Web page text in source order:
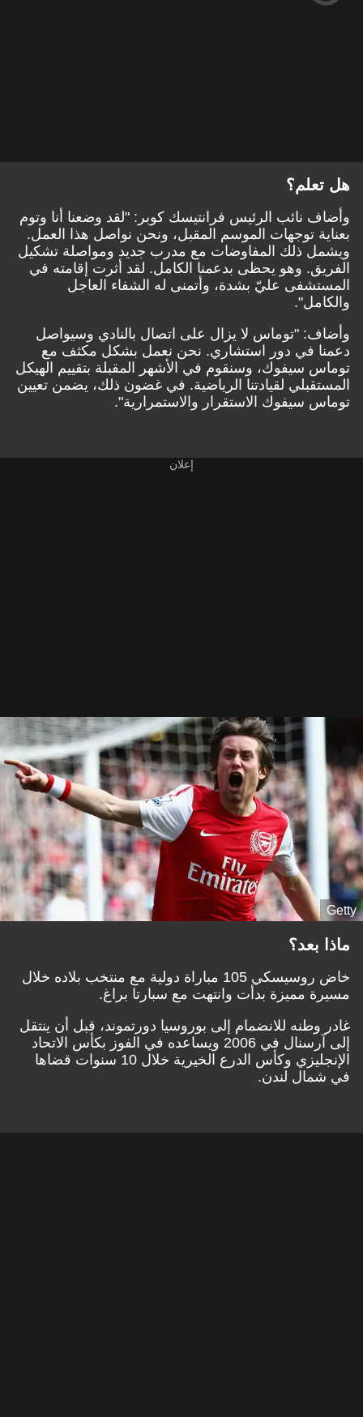
هل تعلم؟
وأضاف نائب الرئيس فرانتيسك كوبر: "لقد وضعنا أنا وتوم
بعناية توجهات الموسم المقبل، ونحن نواصل هذا العمل.
ويشمل ذلك المفاوضات مع مدرب جديد ومواصلة تشكيل
الفريق. وهو يحظى بدعمنا الكامل. لقد أثرت إقامته في
المستشفى عليّ بشدة، وأتمنى له الشفاء العاجل
والكامل".
وأضاف: "توماس لا يزال على اتصال بالنادي وسيواصل
دعمنا في دور استشاري. نحن نعمل بشكل مكثف مع
توماس سيفوك، وسنقوم في الأشهر المقبلة بتقييم الهيكل
المستقبلي لقيادتنا الرياضية. في غضون ذلك، يضمن تعيين
توماس سيفوك الاستقرار والاستمرارية".
Getty
ماذا بعد؟
خاض روسيسكي 105 مباراة دولية مع منتخب بلاده خلال
مسيرة مميزة بدأت وانتهت مع سبارتا براغ.
غادر وطنه للانضمام إلى بوروسيا دورتموند، قبل أن ينتقل
إلى آرسنال في 2006 ويساعده في الفوز بكأس الاتحاد
الإنجليزي وكأس الدرع الخيرية خلال 10 سنوات قضاها
في شمال لندن.